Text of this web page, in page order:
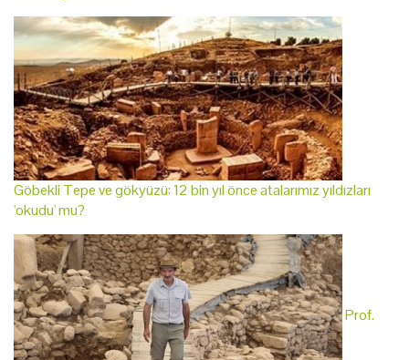
Göbekli Tepe ve gökyüzü: 12 bin yıl önce atalarımız yıldızları
'okudu' mu?
Prof.